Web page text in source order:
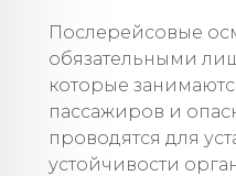
Послерейсовые
обязательными
которые
пассажиров и
проводятся для
устойчивости